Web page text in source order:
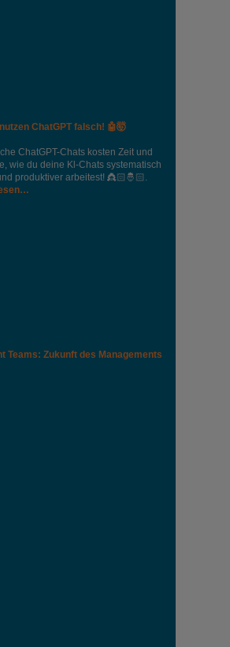
ChatGPT falsch! 🤖🤯
ChatGPT-Chats kosten Zeit und
wie du deine Kl-Chats systematisch
produktiver arbeitest! 👸🏻🤴🏻.
Teams: Zukunft des Managements